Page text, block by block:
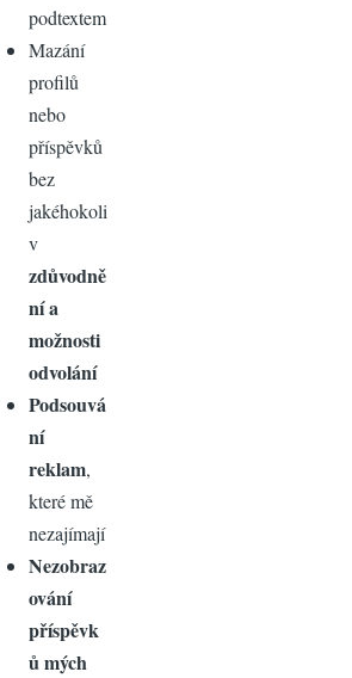
podtextem
Mazání
profilů
nebo
příspěvků
bez
jakéhokoli
v
zdůvodně
ní a
možnosti
odvolání
Podsouvá
ní
reklam,
které mě
nezajímají
Nezobraz
ování
příspěvk
ů mých